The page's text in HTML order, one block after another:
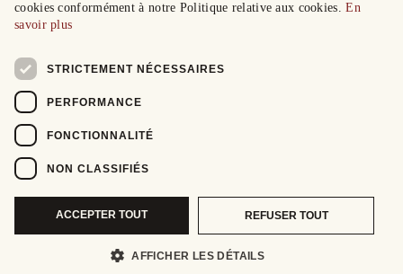
cookies conformément à notre Politique relative aux cookies.En
savoir plus
STRICTEMENT NÉCESSAIRES
PERFORMANCE
FONCTIONNALITÉ
NON CLASSIFIÉS
ACCEPTER TOUT REFUSER TOUT
AFFICHER LES DÉTAILS